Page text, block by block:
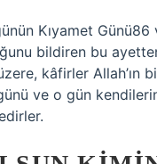
Kıyamet Günü86
bildiren bu
kâfirler Allah’ın
ve o gün